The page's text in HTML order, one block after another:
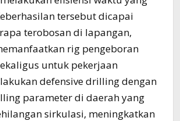
tersebut dicapai
terobosan di lapangan,
rig pengeboran
untuk pekerjaan
defensive drilling dengan
parameter di daerah yang
sirkulasi, meningkatkan